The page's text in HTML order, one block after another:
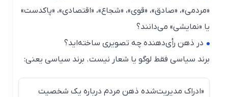
«مردمی»، «صادق»، «قوی»، «شجاع»، «اقتصادی»، «پاکدست»
یا «نمایشی» می‌دانند؟
در ذهن رأی‌دهنده چه تصویری ساخته‌اید؟
برند سیاسی فقط لوگو یا شعار نیست. برند سیاسی یعنی:
«ادراک مدیریت‌شده ذهن مردم درباره یک شخصیت